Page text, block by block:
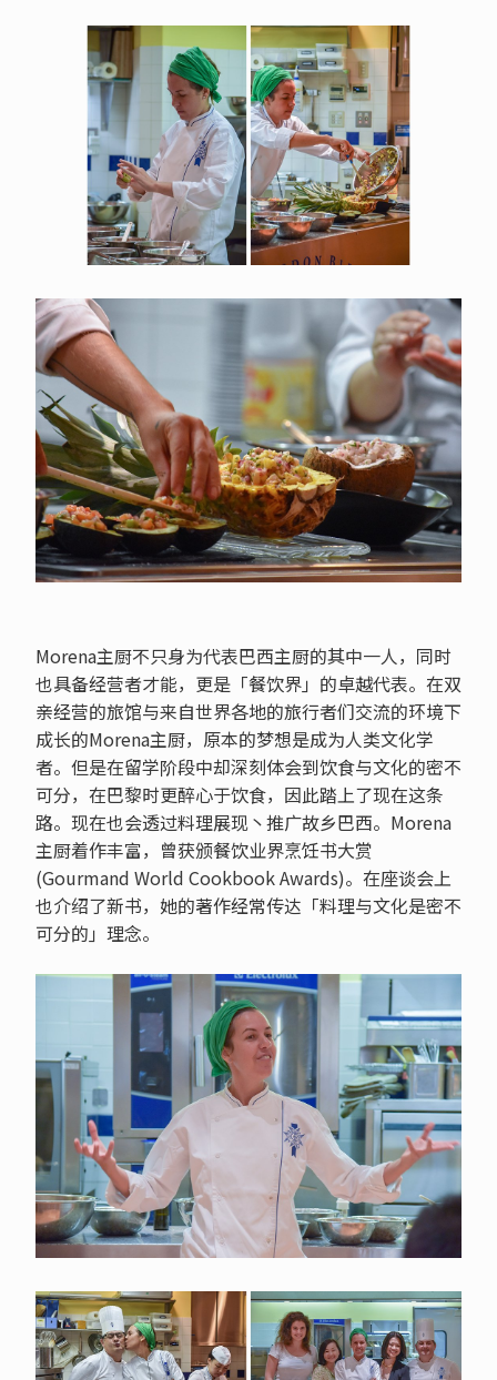
Morena主厨不只身为代表巴西主厨的其中一人，同时
也具备经营者才能，更是「餐饮界」的卓越代表。在双
亲经营的旅馆与来自世界各地的旅行者们交流的环境下
成长的Morena主厨，原本的梦想是成为人类文化学
者。但是在留学阶段中却深刻体会到饮食与文化的密不
可分，在巴黎时更醉心于饮食，因此踏上了现在这条
路。现在也会透过料理展现丶推广故乡巴西。Morena
主厨着作丰富，曾获颁餐饮业界烹饪书大赏
(Gourmand World Cookbook Awards)。在座谈会上
也介绍了新书，她的著作经常传达「料理与文化是密不
可分的」理念。